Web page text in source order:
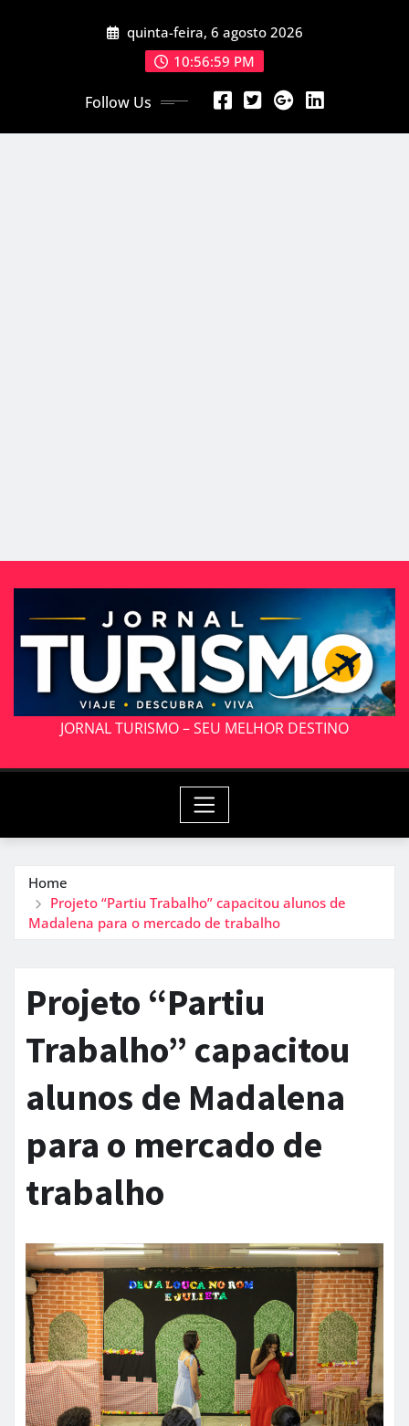
quinta-feira, 6 agosto 2026
10:57:01 PM
Follow Us
JORNAL TURISMO – SEU MELHOR DESTINO
Home
Projeto “Partiu Trabalho” capacitou alunos de
Madalena para o mercado de trabalho
Projeto “Partiu
Trabalho” capacitou
alunos de Madalena
para o mercado de
trabalho